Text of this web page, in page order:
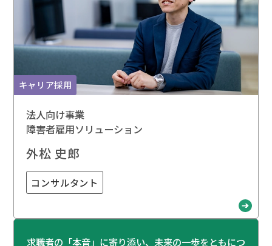
キャリア採用
法人向け事業
障害者雇用ソリューション
外松 史郎
コンサルタント
求職者の「本音」に寄り添い、未来の一歩をともにつ